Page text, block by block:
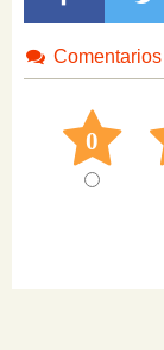
Comentarios
0